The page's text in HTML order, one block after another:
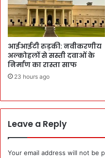
आईआईटी रुड़की: नवीकरणीय
अल्कोहलों से सस्ती दवाओं के
निर्माण का रास्ता साफ
23 hours ago
Leave a Reply
Your email address will not be